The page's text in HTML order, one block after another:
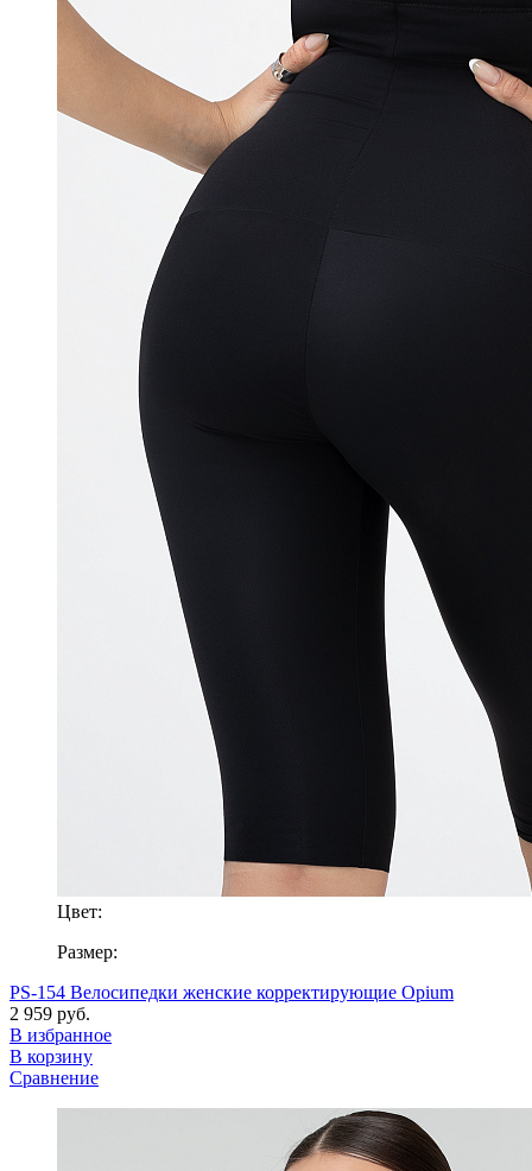
Цвет:
Размер:
PS-154 Велосипедки женские корректирующие Opium
2 959 руб.
В избранное
В корзину
Сравнение